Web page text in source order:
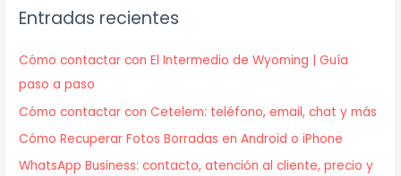
Entradas recientes
Cómo contactar con El Intermedio de Wyoming | Guía
paso a paso
Cómo contactar con Cetelem: teléfono, email, chat y más
Cómo Recuperar Fotos Borradas en Android o iPhone
WhatsApp Business: contacto, atención al cliente, precio y